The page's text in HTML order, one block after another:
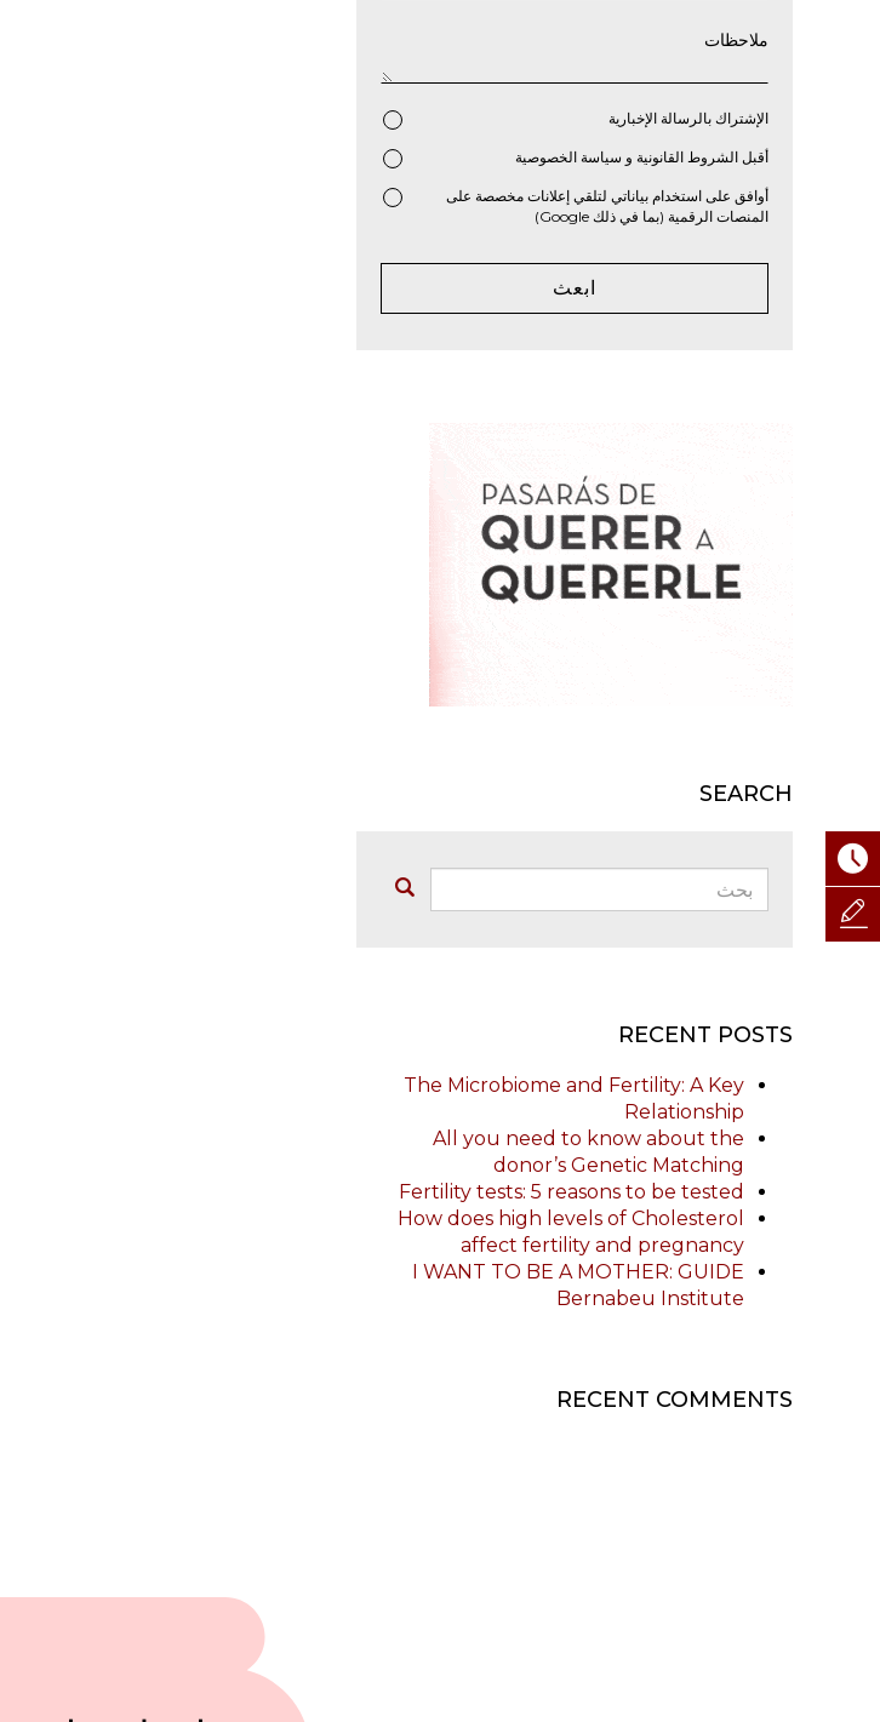
ملاحظات
الإشتراك بالرسالة الإخبارية
*أقبل الشروط القانونية و سياسة الخصوصية
أوافق على استخدام بياناتي لتلقي إعلانات مخصصة على
المنصات الرقمية (بما في ذلك Google)
ابعث
SEARCH
Buscar
RECENT POSTS
The Microbiome and Fertility: A Key
Relationship
All you need to know about the
donor’s Genetic Matching
Fertility tests: 5 reasons to be tested
How does high levels of Cholesterol
affect fertility and pregnancy
I WANT TO BE A MOTHER: GUIDE
Bernabeu Institute
RECENT COMMENTS